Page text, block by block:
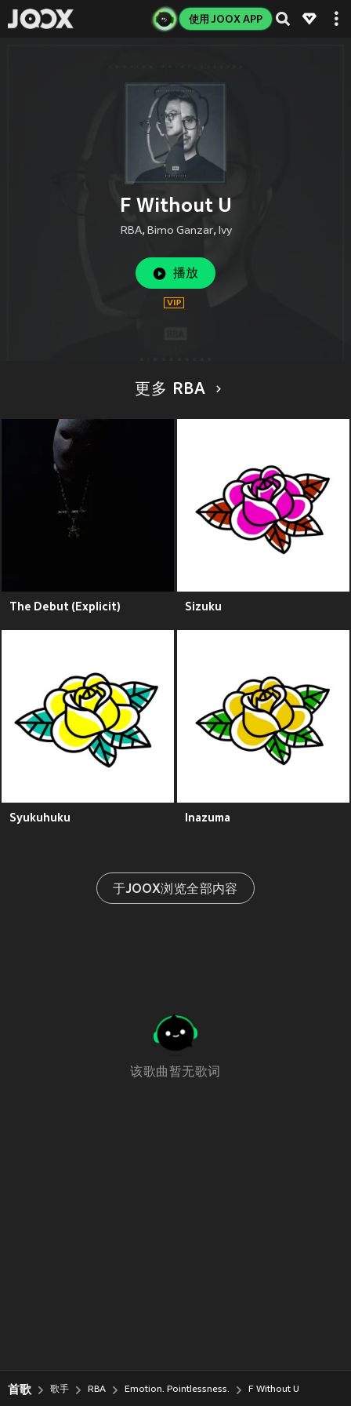
使用 JOOX APP
F Without U
RBA, Bimo Ganzar, Ivy
播放
更多 RBA
The Debut (Explicit) Sizuku
Syukuhuku Inazuma
于JOOX浏览全部内容
该歌曲暂无歌词
首歌 歌手 RBA Emotion. Pointlessness. F Without U